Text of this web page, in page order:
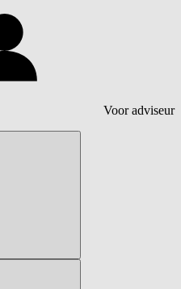
Voor adviseur